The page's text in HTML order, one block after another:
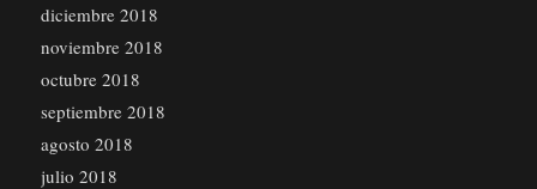
diciembre 2018
noviembre 2018
octubre 2018
septiembre 2018
agosto 2018
julio 2018